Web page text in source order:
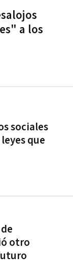
a los
sociales
que
otro